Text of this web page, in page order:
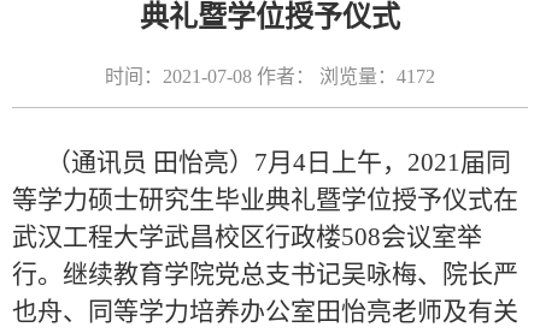
典礼暨学位授予仪式
时间：2021-07-08 作者： 浏览量： 4172
（通讯员 田怡亮）7月4日上午，2021届同
等学力硕士研究生毕业典礼暨学位授予仪式在
武汉工程大学武昌校区行政楼508会议室举
行。继续教育学院党总支书记吴咏梅、院长严
也舟、同等学力培养办公室田怡亮老师及有关